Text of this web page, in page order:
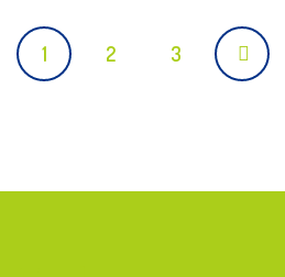
Posts
1 2 3